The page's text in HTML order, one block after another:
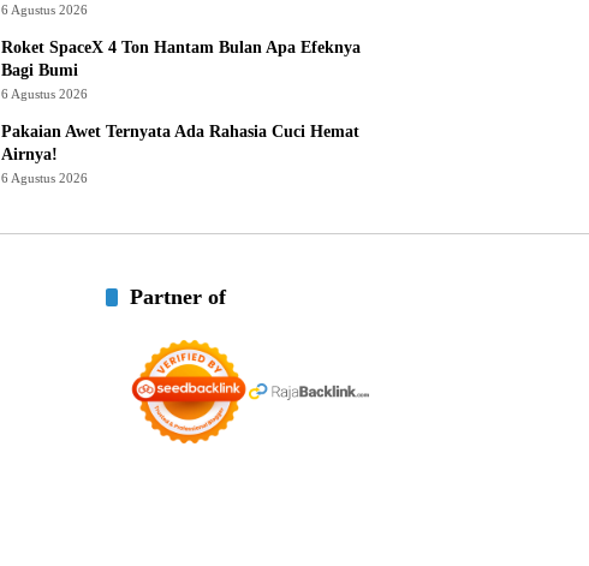
6 Agustus 2026
Roket SpaceX 4 Ton Hantam Bulan Apa Efeknya
Bagi Bumi
6 Agustus 2026
Pakaian Awet Ternyata Ada Rahasia Cuci Hemat
Airnya!
6 Agustus 2026
Partner of